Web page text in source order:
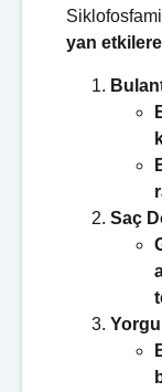
yan
Saç